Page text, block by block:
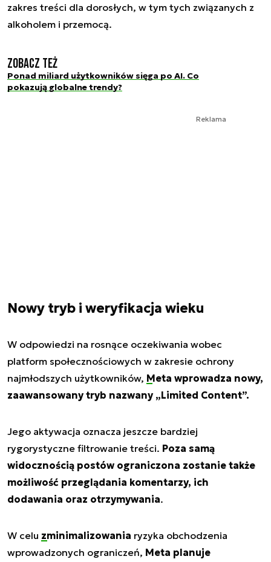
zakres treści dla dorosłych, w tym tych związanych z
alkoholem i przemocą.
Zobacz też
Ponad miliard użytkowników sięga po AI. Co
pokazują globalne trendy?
Reklama
Nowy tryb i weryfikacja wieku
W odpowiedzi na rosnące oczekiwania wobec
platform społecznościowych w zakresie ochrony
najmłodszych użytkowników, Meta wprowadza nowy,
zaawansowany tryb nazwany „Limited Content”.
Jego aktywacja oznacza jeszcze bardziej
rygorystyczne filtrowanie treści. Poza samą
widocznością postów ograniczona zostanie także
możliwość przeglądania komentarzy, ich
dodawania oraz otrzymywania.
W celu zminimalizowania ryzyka obchodzenia
wprowadzonych ograniczeń, Meta planuje